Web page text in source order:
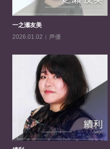
一之瀬友美
2026.01.02
声優